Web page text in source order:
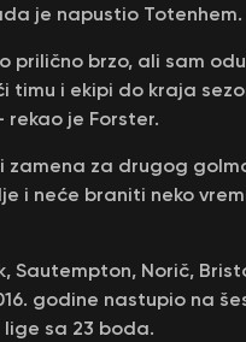
je napustio Totenhem.
prilično brzo, ali sam
timu i ekipi do kraja
je Forster.
za drugog
i neće braniti neko
Sautempton, Norič,
godine nastupio na
lige sa 23 boda.